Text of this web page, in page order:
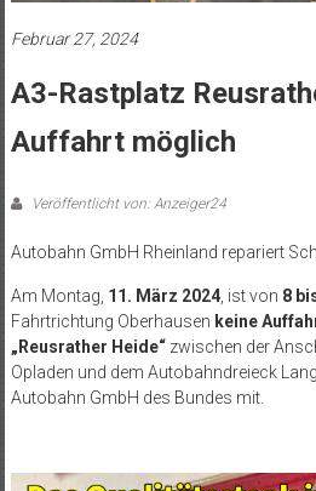
Februar 27, 2024
A3-Rastplatz
Auffahrt möglich
Veröffentlicht von: Anzeiger24
Autobahn GmbH Rheinland repariert
Am Montag, 11. März 2024, ist von 8
Fahrtrichtung Oberhausen keine
„Reusrather Heide“zwischen der
Opladen und dem Autobahndreieck
Autobahn GmbH des Bundes mit.